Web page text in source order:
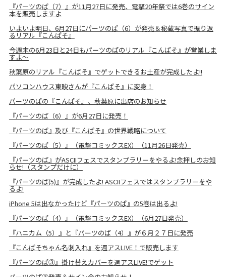
『パーツのぱ（7）』が11月27日に発売、電撃20年祭では6巻のサイン
本を販売しますよ
いよいよ明日、6月27日にパーツのぱ（6）が発売＆秘蔵写真で振り返
るリアル『こんぱそ』
今週末の6月23日と24日もパーツのぱのリアル『こんぱそ』が営業しま
すよ～
秋葉原のリアル『こんぱそ』でゲットできるお土産が完成したよ!!
パソコンハウス東映さんが『こんぱそ』に変身！
パーツのぱの『こんぱそ』、秋葉原に出店のお知らせ
『パーツのぱ（6）』が6月27日に発売！
『パーツのぱ』及び『こんぱそ』の世界戦略について
『パーツのぱ（5）』（電撃コミックスEX）（11月26日発売）
『パーツのぱ』がASCIIフェスでスタンプラリーをやるよ!念押しのお知
らせ!（スタンプだけに）
『パーツのぱ(5)』が完成したよ! ASCIIフェスではスタンプラリーをや
るよ!
iPhone 5は出なかったけど『パーツのぱ』の5巻は出るよ!
『パーツのぱ（4）』（電撃コミックスEX）（6月27日発売）
『ハニカム（5）』と『パーツのぱ（4）』が６月２７日に発売
『こんぱそちゃん名刺入れ』を週アスLIVE！で販売します
『パーツのぱ③』掛け替えカバーを週アスLIVE!でゲット